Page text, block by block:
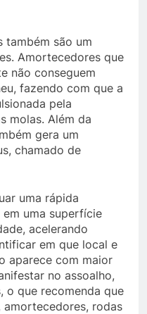
também são um
Amortecedores que
não conseguem
fazendo com que a
pela
molas. Além da
gera um
chamado de
uma rápida
uma superfície
acelerando
em que local e
aparece com maior
no assoalho,
o que recomenda que
rodas